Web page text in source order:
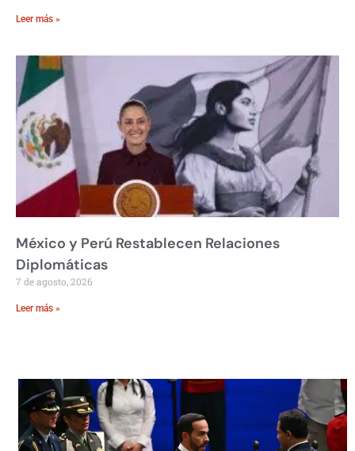
Leer más »
México y Perú Restablecen Relaciones
Diplomáticas
7 de agosto, 2026
Leer más »